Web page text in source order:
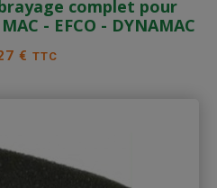
complet pour
- EFCO - DYNAMAC
€ TTC